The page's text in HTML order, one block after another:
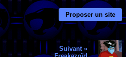
Proposer un site
Suivant »